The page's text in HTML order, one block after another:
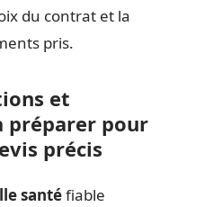
du contrat et la
pris.
et
préparer pour
précis
santéfiable